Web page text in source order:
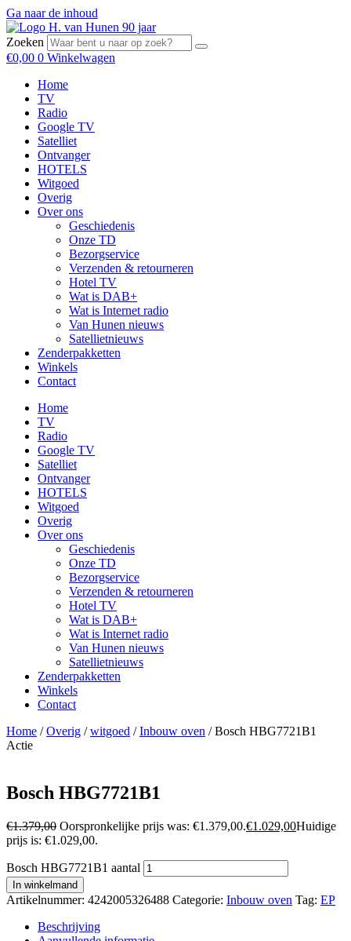
Ga naar de inhoud
Zoeken
€0,00 0 Winkelwagen
Home
TV
Radio
Google TV
Satelliet
Ontvanger
HOTELS
Witgoed
Overig
Over ons
Geschiedenis
Onze TD
Bezorgservice
Verzenden & retourneren
Hotel TV
Wat is DAB+
Wat is Internet radio
Van Hunen nieuws
Satellietnieuws
Zenderpakketten
Winkels
Contact
Home
TV
Radio
Google TV
Satelliet
Ontvanger
HOTELS
Witgoed
Overig
Over ons
Geschiedenis
Onze TD
Bezorgservice
Verzenden & retourneren
Hotel TV
Wat is DAB+
Wat is Internet radio
Van Hunen nieuws
Satellietnieuws
Zenderpakketten
Winkels
Contact
Home /Overig /witgoed /Inbouw oven / Bosch HBG7721B1
Actie
Bosch HBG7721B1
€1.379,00 Oorspronkelijke prijs was: €1.379,00.€1.029,00Huidige
prijs is: €1.029,00.
Bosch HBG7721B1 aantal
In winkelmand
Artikelnummer: 4242005326488 Categorie: Inbouw oven Tag: EP
Beschrijving